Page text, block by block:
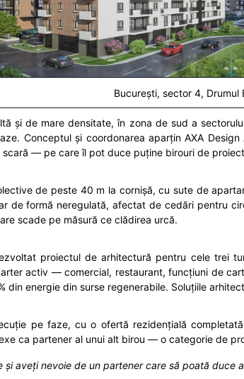
București, sector 4,
și de mare densitate, în zona de sud a
Conceptul și coordonarea aparțin AXA
— pe care îl pot duce puține birouri de
de peste 40 m la cornișă, cu sute de
de formă neregulată, afectat de cedări pentru
scade pe măsură ce clădirea urcă.
proiectul de arhitectură pentru cele trei
activ — comercial, restaurant, funcțiuni de
energie din surse regenerabile. Soluțiile
pe faze, cu o ofertă rezidențială
ca partener al unui alt birou — o categorie de
aveți nevoie de un partener care să poată duce